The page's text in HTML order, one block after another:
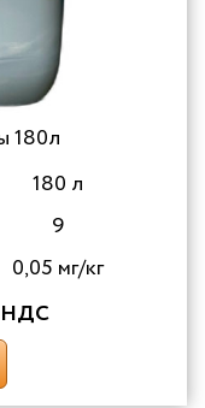
180л
180 л
9
0,05 мг/кг
НДС